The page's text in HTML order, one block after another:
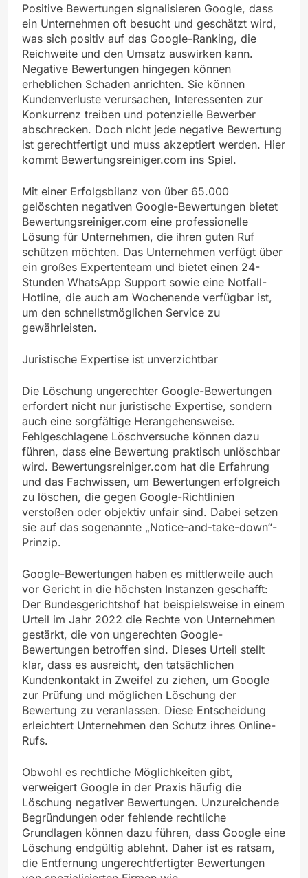
Positive Bewertungen signalisieren Google, dass
ein Unternehmen oft besucht und geschätzt wird,
was sich positiv auf das Google-Ranking, die
Reichweite und den Umsatz auswirken kann.
Negative Bewertungen hingegen können
erheblichen Schaden anrichten. Sie können
Kundenverluste verursachen, Interessenten zur
Konkurrenz treiben und potenzielle Bewerber
abschrecken. Doch nicht jede negative Bewertung
ist gerechtfertigt und muss akzeptiert werden. Hier
kommt Bewertungsreiniger.com ins Spiel.
Mit einer Erfolgsbilanz von über 65.000
gelöschten negativen Google-Bewertungen bietet
Bewertungsreiniger.com eine professionelle
Lösung für Unternehmen, die ihren guten Ruf
schützen möchten. Das Unternehmen verfügt über
ein großes Expertenteam und bietet einen 24-
Stunden WhatsApp Support sowie eine Notfall-
Hotline, die auch am Wochenende verfügbar ist,
um den schnellstmöglichen Service zu
gewährleisten.
Juristische Expertise ist unverzichtbar
Die Löschung ungerechter Google-Bewertungen
erfordert nicht nur juristische Expertise, sondern
auch eine sorgfältige Herangehensweise.
Fehlgeschlagene Löschversuche können dazu
führen, dass eine Bewertung praktisch unlöschbar
wird. Bewertungsreiniger.com hat die Erfahrung
und das Fachwissen, um Bewertungen erfolgreich
zu löschen, die gegen Google-Richtlinien
verstoßen oder objektiv unfair sind. Dabei setzen
sie auf das sogenannte „Notice-and-take-down“-
Prinzip.
Google-Bewertungen haben es mittlerweile auch
vor Gericht in die höchsten Instanzen geschafft:
Der Bundesgerichtshof hat beispielsweise in einem
Urteil im Jahr 2022 die Rechte von Unternehmen
gestärkt, die von ungerechten Google-
Bewertungen betroffen sind. Dieses Urteil stellt
klar, dass es ausreicht, den tatsächlichen
Kundenkontakt in Zweifel zu ziehen, um Google
zur Prüfung und möglichen Löschung der
Bewertung zu veranlassen. Diese Entscheidung
erleichtert Unternehmen den Schutz ihres Online-
Rufs.
Obwohl es rechtliche Möglichkeiten gibt,
verweigert Google in der Praxis häufig die
Löschung negativer Bewertungen. Unzureichende
Begründungen oder fehlende rechtliche
Grundlagen können dazu führen, dass Google eine
Löschung endgültig ablehnt. Daher ist es ratsam,
die Entfernung ungerechtfertigter Bewertungen